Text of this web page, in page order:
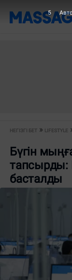
НЕГІЗГІ БЕТ LIFESTYLE
Бүгін
тапсырды:
басталды
5